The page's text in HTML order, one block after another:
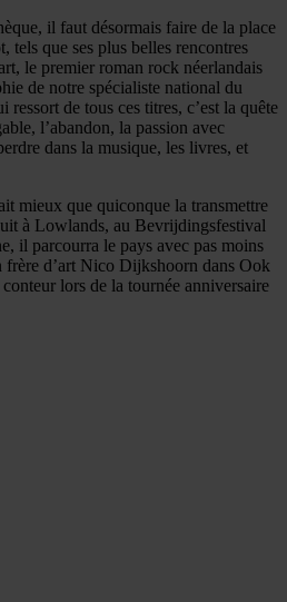
il faut désormais faire de la place
tels que ses plus belles rencontres
le premier roman rock néerlandais
de notre spécialiste national du
de tous ces titres, c’est la quête
l’abandon, la passion avec
dans la musique, les livres, et
mieux que quiconque la transmettre
à Lowlands, au Bevrijdingsfestival
il parcourra le pays avec pas moins
frère d’art Nico Dijkshoorn dans Ook
lors de la tournée anniversaire